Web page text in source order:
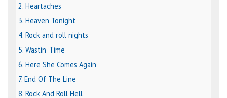
2. Heartaches
3. Heaven Tonight
4. Rock and roll nights
5. Wastin' Time
6. Here She Comes Again
7. End Of The Line
8. Rock And Roll Hell